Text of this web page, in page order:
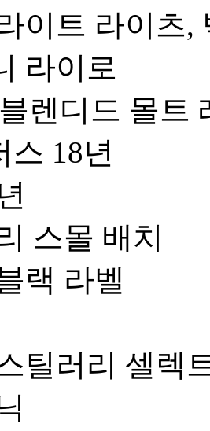
이트 라이츠,
라이로
렌디드 몰트
스 18년
스몰 배치
랙 라벨
틸러리 셀렉